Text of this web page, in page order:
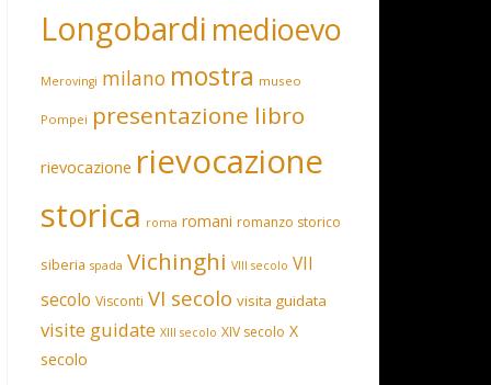
Longobardi medioevo
Merovingi milano mostra museo
Pompei presentazione libro
rievocazione rievocazione
storica roma romani romanzo storico
siberia spada Vichinghi VIII secolo VII
secolo Visconti VI secolo visita guidata
visite guidate XIII secolo XIV secolo X
secolo